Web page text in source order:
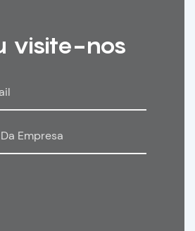
visite-nos
Empresa